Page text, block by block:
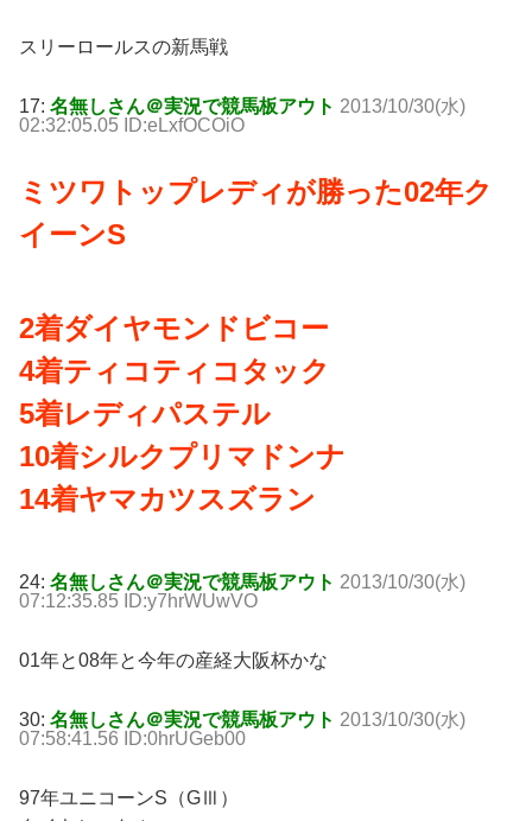
スリーロールスの新馬戦
17: 名無しさん＠実況で競馬板アウト 2013/10/30(水)
02:32:05.05 ID:eLxfOCOiO
ミツワトップレディが勝った02年ク
イーンS
2着ダイヤモンドビコー
4着ティコティコタック
5着レディパステル
10着シルクプリマドンナ
14着ヤマカツスズラン
24: 名無しさん＠実況で競馬板アウト 2013/10/30(水)
07:12:35.85 ID:y7hrWUwVO
01年と08年と今年の産経大阪杯かな
30: 名無しさん＠実況で競馬板アウト 2013/10/30(水)
07:58:41.56 ID:0hrUGeb00
97年ユニコーンS（GⅢ）